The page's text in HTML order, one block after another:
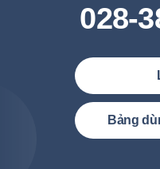
028-
Bảng
Việt Nam (Tiếng Việt)